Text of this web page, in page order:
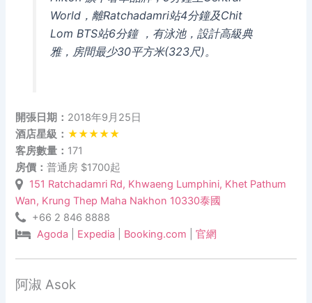
World，離Ratchadamri站4分鐘及Chit
Lom BTS站6分鐘 ，有泳池，設計高級典
雅，房間最少30平方米(323尺)。
開張日期： 2018年9月25日
酒店星級： ★★★★★
客房數量： 171
房價：普通房 $1700起
151 Ratchadamri Rd, Khwaeng Lumphini, Khet Pathum
Wan, Krung Thep Maha Nakhon 10330泰國
+66 2 846 8888
Agoda
Expedia Booking.com |官網
阿淑 Asok